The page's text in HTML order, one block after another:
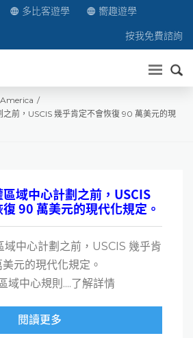
多比客遊學
嚮趣遊學
按我免費諮詢
送出
前，USCIS 幾乎肯定不會恢復 90 萬美元的現
域中心計劃之前，USCIS
90 萬美元的現代化規定。
域中心計劃之前，USCIS 幾乎肯
元的現代化規定。
域中心規則....了解詳情
閱讀更多